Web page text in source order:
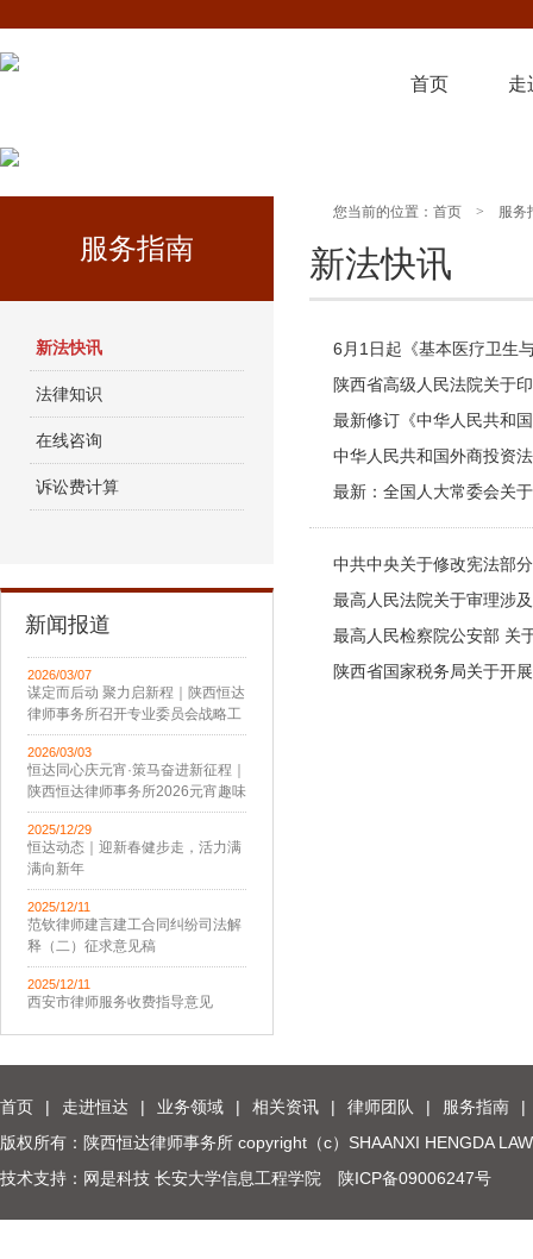
首页 走
服务指南
新法快讯
法律知识
在线咨询
诉讼费计算
新闻报道
2026/03/07
谋定而后动 聚力启新程｜陕西恒达
律师事务所召开专业委员会战略工
作会议
2026/03/03
恒达同心庆元宵·策马奋进新征程｜
陕西恒达律师事务所2026元宵趣味
活动圆满举办
2025/12/29
恒达动态｜迎新春健步走，活力满
满向新年
2025/12/11
范钦律师建言建工合同纠纷司法解
释（二）征求意见稿
2025/12/11
西安市律师服务收费指导意见
您当前的位置： 首页 > 服务
新法快讯
6月1日起《基本医疗卫生
陕西省高级人民法院关于
最新修订《中华人民共和
中华人民共和国外商投资法
最新：全国人大常委会关
中共中央关于修改宪法部
最高人民法院关于审理涉
最高人民检察院公安部 关
陕西省国家税务局关于开
首页 | 走进恒达 | 业务领域 | 相关资讯 | 律师团队 | 服务指南
|
版权所有：陕西恒达律师事务所 copyright（c）SHAANXI HENGDA
技术支持：网是科技 长安大学信息工程学院
陕ICP备09006247号